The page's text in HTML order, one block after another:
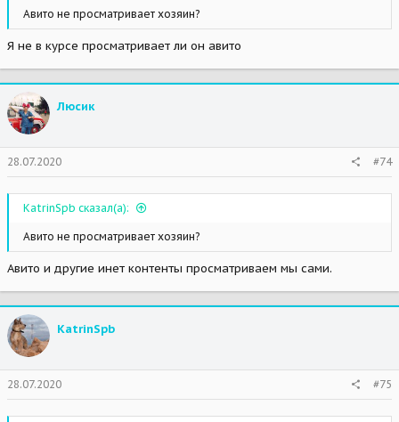
Авито не просматривает хозяин?
Я не в курсе просматривает ли он авито
Люсик
28.07.2020 #74
KatrinSpb сказал(а):
Авито не просматривает хозяин?
Авито и другие инет контенты просматриваем мы сами.
KatrinSpb
28.07.2020 #75